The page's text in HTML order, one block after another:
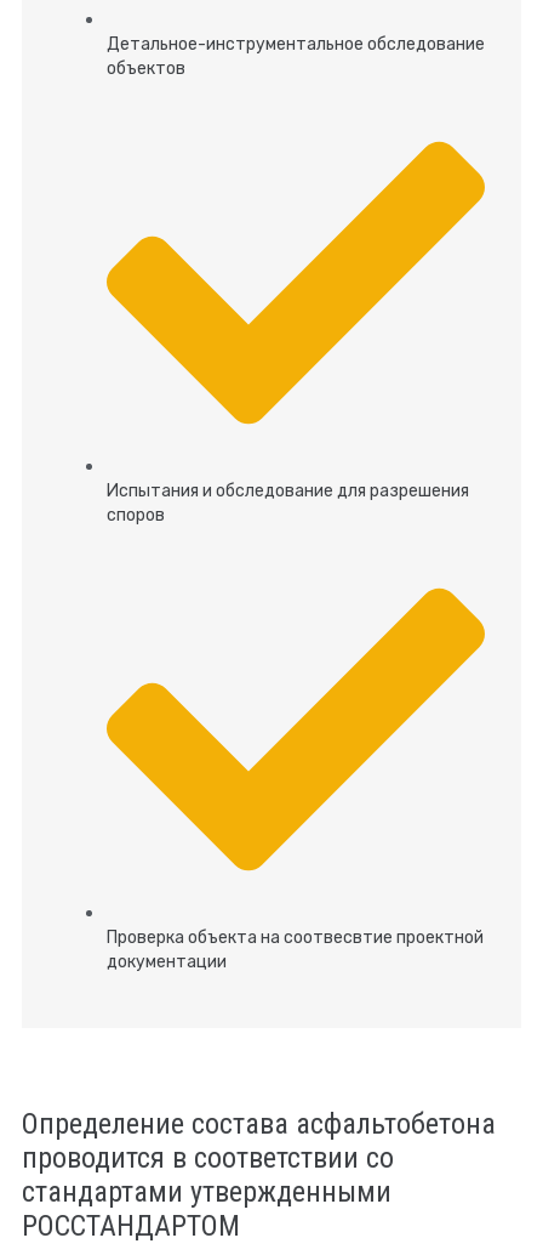
Детальное-инструментальное обследование
объектов
Испытания и обследование для разрешения
споров
Проверка объекта на соотвесвтие проектной
документации
Определение состава асфальтобетона
проводится в соответствии со
стандартами утвержденными
РОССТАНДАРТОМ